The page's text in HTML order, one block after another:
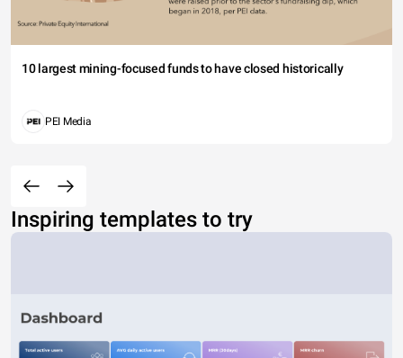
10 largest mining-focused funds to have closed historically
PEI Media
Inspiring templates to try